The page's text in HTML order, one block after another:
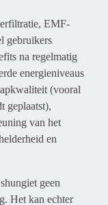
EMF-
gebruikers
na regelmatig
energieniveaus
(vooral
geplaatst),
van het
en
geen
Het kan echter